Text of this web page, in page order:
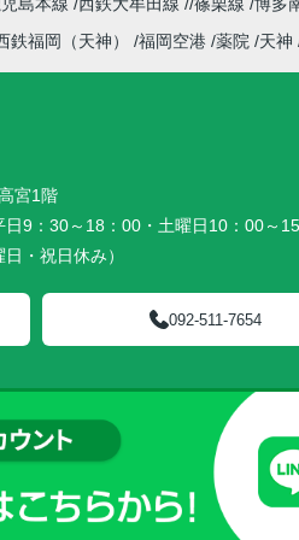
鉄福岡（天神） 福岡空港 薬院 天神
宮1階
9：30～18：00・土曜日10：00～15
・祝日休み）
092-511-7654